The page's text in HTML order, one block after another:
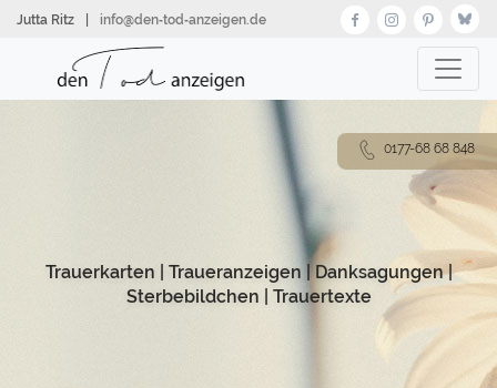
zumJutta Ritz info@den‑tod‑anzeigen.de
Trauerkarten Traueranzeigen |Danksagungen|
Sterbebildchen
Trauertexte
0177-68 68 848